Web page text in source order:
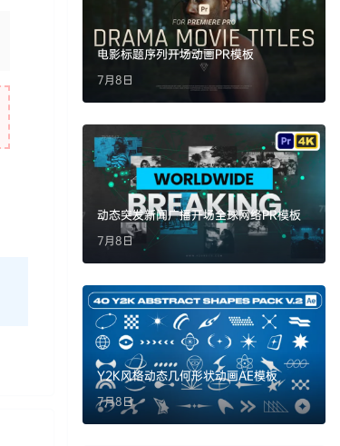
电影标题序列开场动画PR模板
7月8日
动态突发新闻广播开场全球网络PR模板
7月8日
Y2K风格动态几何形状动画AE模板
7月8日